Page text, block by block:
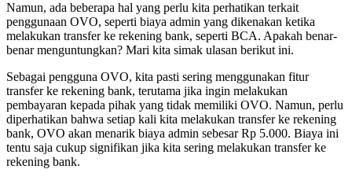
Namun, ada beberapa hal yang perlu kita perhatikan terkait
penggunaan OVO, seperti biaya admin yang dikenakan ketika
melakukan transfer ke rekening bank, seperti BCA. Apakah benar-
benar menguntungkan? Mari kita simak ulasan berikut ini.
Sebagai pengguna OVO, kita pasti sering menggunakan fitur
transfer ke rekening bank, terutama jika ingin melakukan
pembayaran kepada pihak yang tidak memiliki OVO. Namun, perlu
diperhatikan bahwa setiap kali kita melakukan transfer ke rekening
bank, OVO akan menarik biaya admin sebesar Rp 5.000. Biaya ini
tentu saja cukup signifikan jika kita sering melakukan transfer ke
rekening bank.